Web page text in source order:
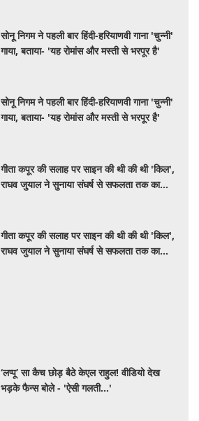
सोनू निगम ने पहली बार हिंदी-हरियाणवी गाना 'चुन्नी'
गाया, बताया- 'यह रोमांस और मस्ती से भरपूर है'
सोनू निगम ने पहली बार हिंदी-हरियाणवी गाना 'चुन्नी'
गाया, बताया- 'यह रोमांस और मस्ती से भरपूर है'
गीता कपूर की सलाह पर साइन की थी की थी 'किल',
राघव जुयाल ने सुनाया संघर्ष से सफलता तक का
गीता कपूर की सलाह पर साइन की थी की थी 'किल',
राघव जुयाल ने सुनाया संघर्ष से सफलता तक का
‘लप्पू’ सा कैच छोड़ बैठे केएल राहुल! वीडियो देख
भड़के फैन्स बोले - 'ऐसी गलती...'